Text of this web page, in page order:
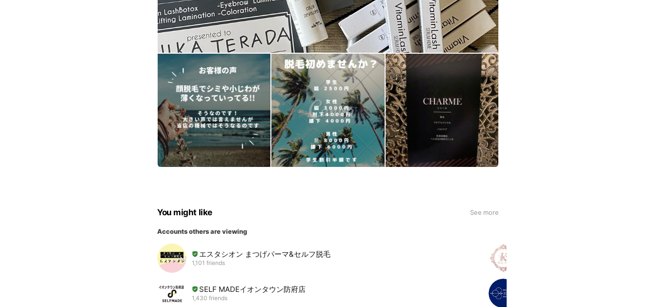
You might like See more
Accounts others are viewing
エスタシオン まつげパーマ&セルフ脱毛
1,101 friends
SELF MADEイオンタウン防府店
1,430 friends